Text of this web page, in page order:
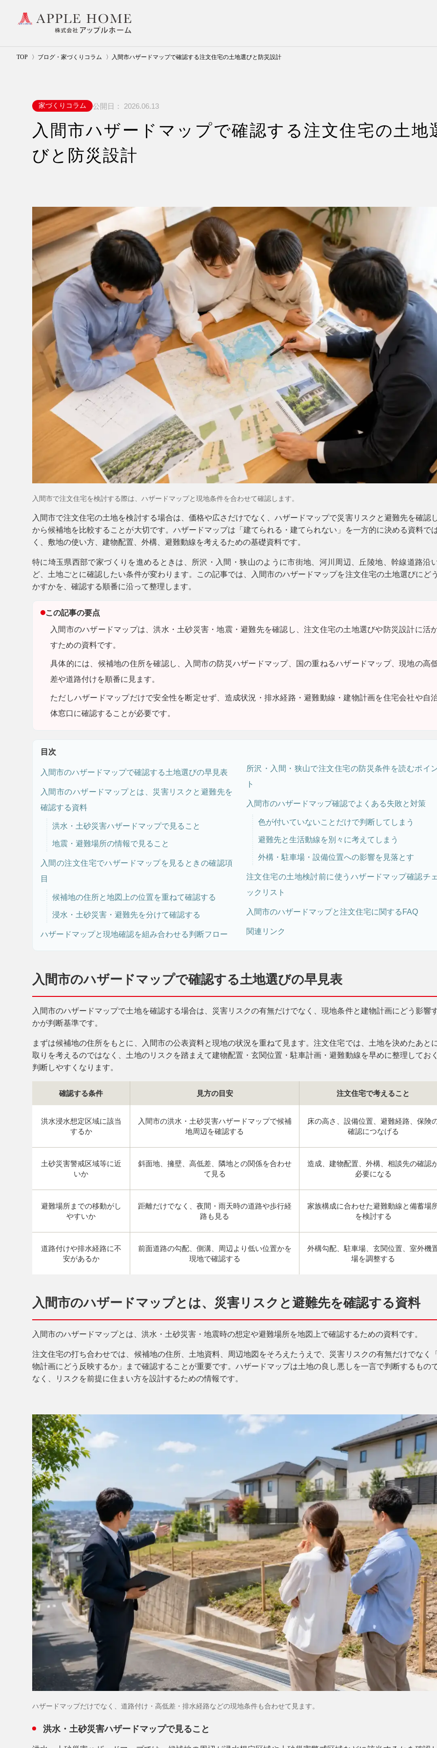
TOP ブログ・家づくりコラム 入間市ハザードマップで確認する注文住宅の土地選びと防災設計
家づくりコラム 公開日： 2026.06.13
入間市ハザードマップで確認する注文住宅の土地
びと防災設計
入間市で注文住宅を検討する際は、ハザードマップと現地条件を合わせて確認します。
入間市で注文住宅の土地を検討する場合は、価格や広さだけでなく、ハザードマップで災害リスクと避難先を確認
から候補地を比較することが大切です。ハザードマップは「建てられる・建てられない」を一方的に決める資料で
く、敷地の使い方、建物配置、外構、避難動線を考えるための基礎資料です。
特に埼玉県西部で家づくりを進めるときは、所沢・入間・狭山のように市街地、河川周辺、丘陵地、幹線道路沿
ど、土地ごとに確認したい条件が変わります。この記事では、入間市のハザードマップを注文住宅の土地選びにど
かすかを、確認する順番に沿って整理します。
この記事の要点
入間市のハザードマップは、洪水・土砂災害・地震・避難先を確認し、注文住宅の土地選びや防災設計に活
すための資料です。
具体的には、候補地の住所を確認し、入間市の防災ハザードマップ、国の重ねるハザードマップ、現地の高
差や道路付けを順番に見ます。
ただしハザードマップだけで安全性を断定せず、造成状況・排水経路・避難動線・建物計画を住宅会社や自
体窓口に確認することが必要です。
目次
入間市のハザードマップで確認する土地選びの早見表
入間市のハザードマップとは、災害リスクと避難先を
確認する資料
洪水・土砂災害ハザードマップで見ること
地震・避難場所の情報で見ること
入間の注文住宅でハザードマップを見るときの確認項
目
候補地の住所と地図上の位置を重ねて確認する
浸水・土砂災害・避難先を分けて確認する
ハザードマップと現地確認を組み合わせる判断フロー
所沢・入間・狭山で注文住宅の防災条件を読むポイ
ト
入間市のハザードマップ確認でよくある失敗と対策
色が付いていないことだけで判断してしまう
避難先と生活動線を別々に考えてしまう
外構・駐車場・設備位置への影響を見落とす
注文住宅の土地検討前に使うハザードマップ確認チェ
ックリスト
入間市のハザードマップと注文住宅に関するFAQ
関連リンク
入間市のハザードマップで確認する土地選びの早見表
入間市のハザードマップで土地を確認する場合は、災害リスクの有無だけでなく、現地条件と建物計画にどう影響
かが判断基準です。
まずは候補地の住所をもとに、入間市の公表資料と現地の状況を重ねて見ます。注文住宅では、土地を決めたあと
取りを考えるのではなく、土地のリスクを踏まえて建物配置・玄関位置・駐車計画・避難動線を早めに整理してお
判断しやすくなります。
確認する条件 見方の目安 注文住宅で考えること
洪水浸水想定区域に該当
するか
入間市の洪水・土砂災害ハザードマップで候補
地周辺を確認する
床の高さ、設備位置、避難経路、保険
確認につなげる
土砂災害警戒区域等に近
いか
斜面地、擁壁、高低差、隣地との関係を合わせ
て見る
造成、建物配置、外構、相談先の確認
必要になる
避難場所までの移動がし
やすいか
距離だけでなく、夜間・雨天時の道路や歩行経
路も見る
家族構成に合わせた避難動線と備蓄場
を検討する
道路付けや排水経路に不
安があるか
前面道路の勾配、側溝、周辺より低い位置かを
現地で確認する
外構勾配、駐車場、玄関位置、室外機
場を調整する
入間市のハザードマップとは、災害リスクと避難先を確認する資料
入間市のハザードマップとは、洪水・土砂災害・地震時の想定や避難場所を地図上で確認するための資料です。
注文住宅の打ち合わせでは、候補地の住所、土地資料、周辺地図をそろえたうえで、災害リスクの有無だけでなく
物計画にどう反映するか」まで確認することが重要です。ハザードマップは土地の良し悪しを一言で判断するもの
なく、リスクを前提に住まい方を設計するための情報です。
ハザードマップだけでなく、道路付け・高低差・排水経路などの現地条件も合わせて見ます。
洪水・土砂災害ハザードマップで見ること